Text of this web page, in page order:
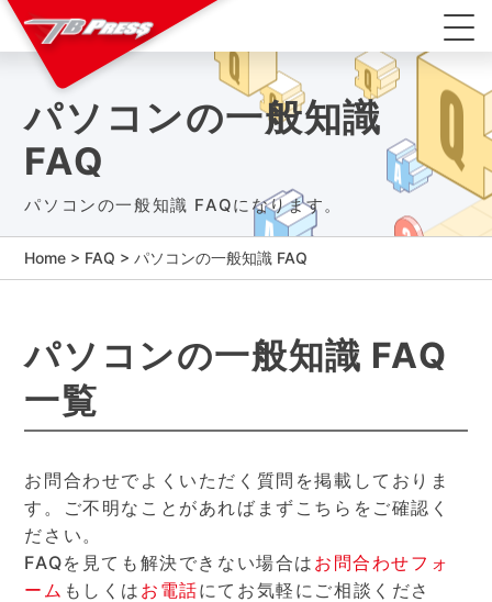
パソコンの一般知識
FAQ
パソコンの一般知識 FAQになります。
Home > FAQ >パソコンの一般知識 FAQ
パソコンの一般知識 FAQ
一覧
お問合わせでよくいただく質問を掲載しておりま
す。ご不明なことがあればまずこちらをご確認く
ださい。
FAQを見ても解決できない場合は お問合わせフォ
ーム もしくは お電話にてお気軽にご相談くださ